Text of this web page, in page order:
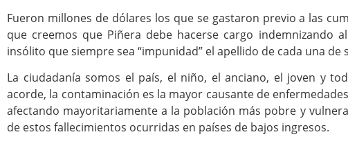
Fueron millones de dólares los que se gastaron previo a las
que creemos que Piñera debe hacerse cargo indemnizando
insólito que siempre sea “impunidad” el apellido de cada una de
La ciudadanía somos el país, el niño, el anciano, el joven y
acorde, la contaminación es la mayor causante de
afectando mayoritariamente a la población más pobre y
de estos fallecimientos ocurridas en países de bajos ingresos.